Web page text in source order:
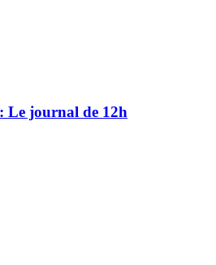
Le journal de 12h